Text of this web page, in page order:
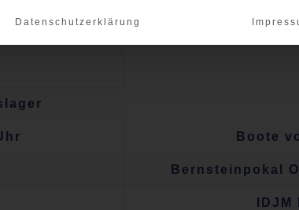
Boote
Bernsteinpokal
Datenschutzerklärung